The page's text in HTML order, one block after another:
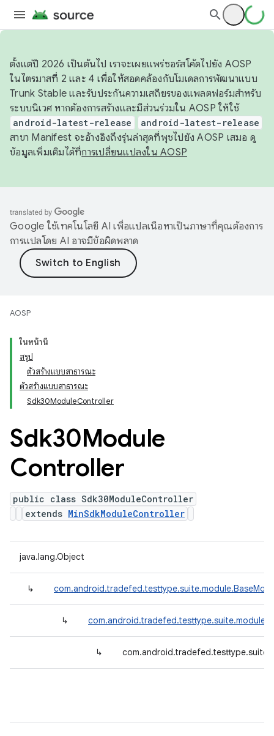
ตั้งแต่ปี 2026 เป็นต้นไป เราจะเผยแพร่ซอร์สโค้ดไปยัง AOSP
ในไตรมาสที่ 2 และ 4 เพื่อให้สอดคล้องกับโมเดลการพัฒนาแบบ
Trunk Stable และรับประกันความเสถียรของแพลตฟอร์มสำหรับ
ระบบนิเวศ หากต้องการสร้างและมีส่วนร่วมใน AOSP ให้ใช้
android-latest-release android-latest-release
สาขา Manifest จะอ้างอิงถึงรุ่นล่าสุดที่พุชไปยัง AOSP เสมอ ดู
ข้อมูลเพิ่มเติมได้ที่การเปลี่ยนแปลงใน AOSP
Google ใช้เทคโนโลยี AI เพื่อแปลเนื้อหาเป็นภาษาที่คุณต้องการ
การแปลโดย AI อาจมีข้อผิดพลาด
AOSP
ในหน้านี้
สรุป
ตัวสร้างแบบสาธารณะ
ตัวสร้างแบบสาธารณะ
Sdk30ModuleController
Sdk30Module
Controller
public class Sdk30ModuleController
extends MinSdkModuleController
java.lang.Object
↳
↳
↳